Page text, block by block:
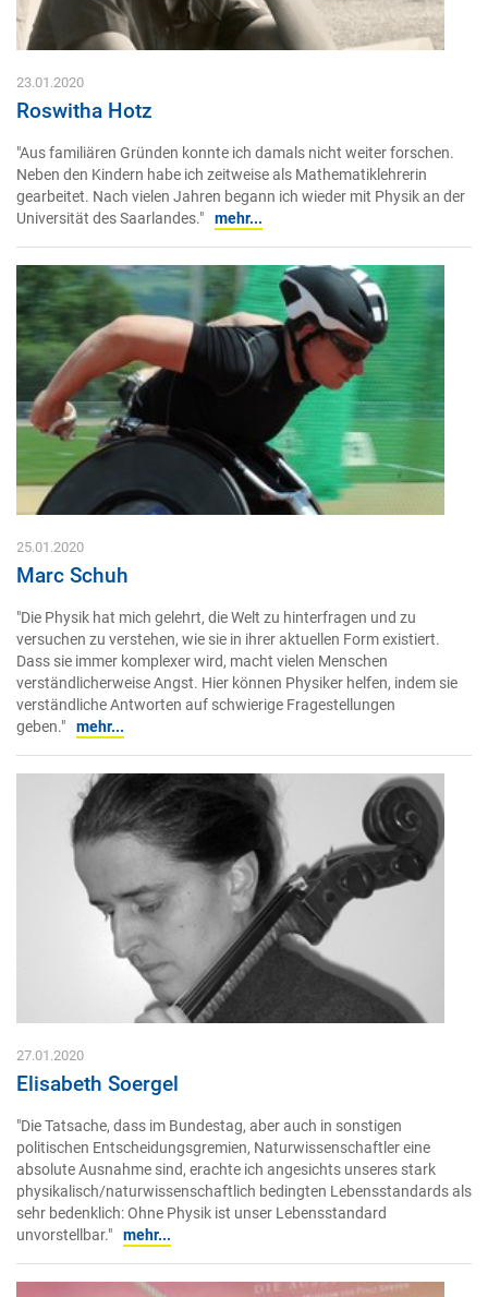
23.01.2020
Roswitha Hotz
"Aus familiären Gründen konnte ich damals nicht weiter forschen.
Neben den Kindern habe ich zeitweise als Mathematiklehrerin
gearbeitet. Nach vielen Jahren begann ich wieder mit Physik an der
Universität des Saarlandes." mehr...
25.01.2020
Marc Schuh
"Die Physik hat mich gelehrt, die Welt zu hinterfragen und zu
versuchen zu verstehen, wie sie in ihrer aktuellen Form existiert.
Dass sie immer komplexer wird, macht vielen Menschen
verständlicherweise Angst. Hier können Physiker helfen, indem sie
verständliche Antworten auf schwierige Fragestellungen
geben." mehr...
27.01.2020
Elisabeth Soergel
"Die Tatsache, dass im Bundestag, aber auch in sonstigen
politischen Entscheidungsgremien, Naturwissenschaftler eine
absolute Ausnahme sind, erachte ich angesichts unseres stark
physikalisch/naturwissenschaftlich bedingten Lebensstandards als
sehr bedenklich: Ohne Physik ist unser Lebensstandard
unvorstellbar." mehr...